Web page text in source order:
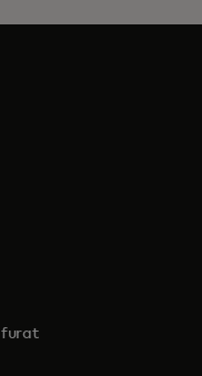
furat